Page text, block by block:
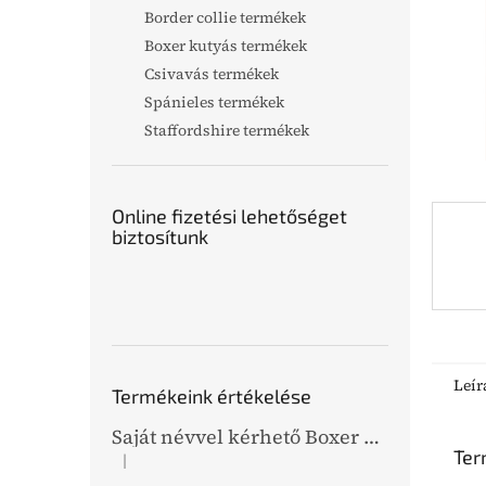
Border collie termékek
Boxer kutyás termékek
Csivavás termékek
Spánieles termékek
Staffordshire termékek
Online fizetési lehetőséget
biztosítunk
Termékeink értékelése
Saját névvel kérhető Boxer grafikás bőr kulcstartó
A termék értékelése 5-ből 5 csillag.
|